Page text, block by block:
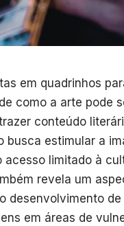
em quadrinhos
como a arte pode
conteúdo
busca estimular a
limitado à
revela um
desenvolvimento
em áreas de